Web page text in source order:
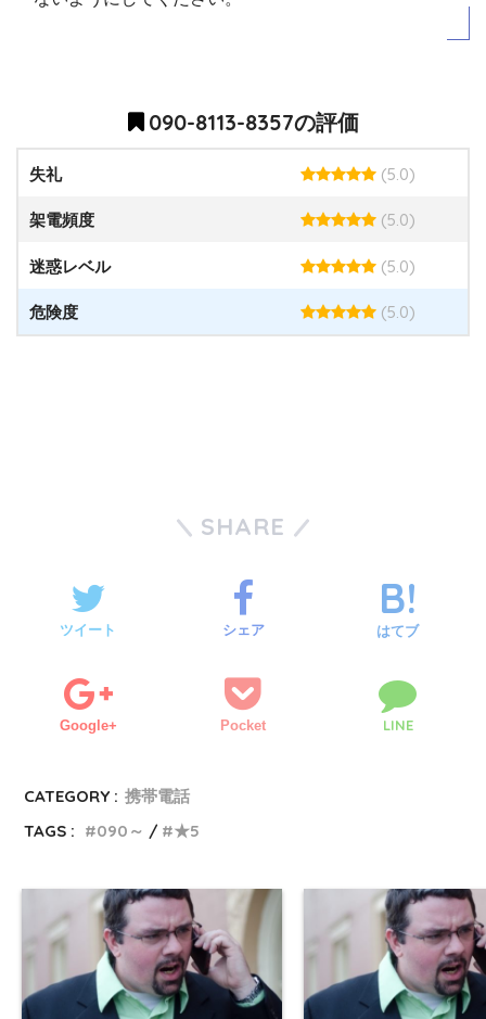
090-8113-8357の評価
失礼 (5.0)
架電頻度 (5.0)
迷惑レベル (5.0)
危険度 (5.0)
SHARE
ツイート シェア はてブ
Google+ Pocket LINE
CATEGORY : 携帯電話
TAGS :
090～ ★5